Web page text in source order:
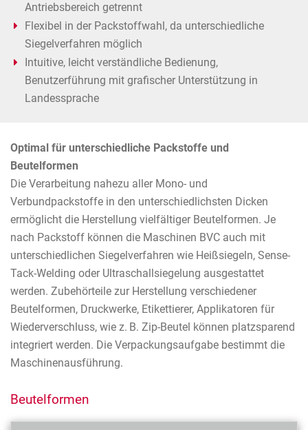
Antriebsbereich getrennt
Flexibel in der Packstoffwahl, da unterschiedliche
Siegelverfahren möglich
Intuitive, leicht verständliche Bedienung,
Benutzerführung mit grafischer Unterstützung in
Landessprache
Optimal für unterschiedliche Packstoffe und
Beutelformen
Die Verarbeitung nahezu aller Mono- und
Verbundpackstoffe in den unterschiedlichsten Dicken
ermöglicht die Herstellung vielfältiger Beutelformen. Je
nach Packstoff können die Maschinen BVC auch mit
unterschiedlichen Siegelverfahren wie Heißsiegeln, Sense-
Tack-Welding oder Ultraschallsiegelung ausgestattet
werden. Zubehörteile zur Herstellung verschiedener
Beutelformen, Druckwerke, Etikettierer, Applikatoren für
Wiederverschluss, wie z. B. Zip-Beutel können platzsparend
integriert werden. Die Verpackungsaufgabe bestimmt die
Maschinenausführung.
Beutelformen